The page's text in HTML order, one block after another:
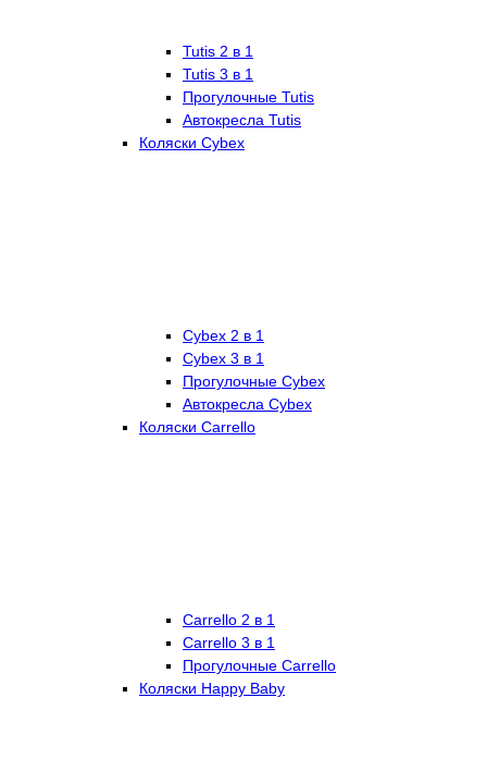
Tutis 2 в 1
Tutis 3 в 1
Прогулочные Tutis
Автокресла Tutis
Коляски Cybex
Cybex 2 в 1
Cybex 3 в 1
Прогулочные Cybex
Автокресла Cybex
Коляски Carrello
Carrello 2 в 1
Carrello 3 в 1
Прогулочные Carrello
Коляски Happy Baby